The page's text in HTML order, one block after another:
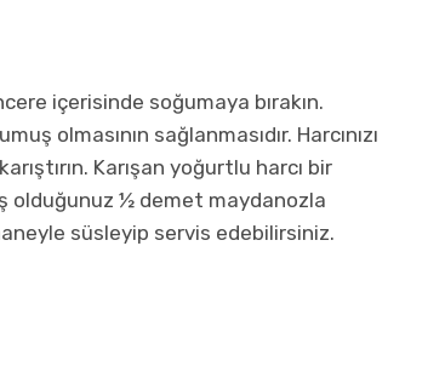
içerisinde soğumaya bırakın.
olmasının sağlanmasıdır. Harcınızı
Karışan yoğurtlu harcı bir
olduğunuz ½ demet maydanozla
süsleyip servis edebilirsiniz.